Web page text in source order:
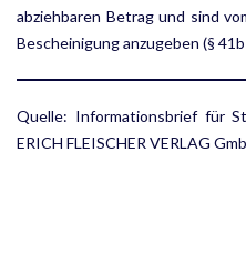
abziehbaren Betrag und sind
Bescheinigung anzugeben (§
Quelle: Informationsbrief für
ERICH FLEISCHER VERLAG